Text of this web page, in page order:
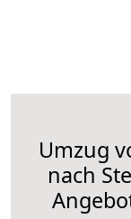
Umzug
nach